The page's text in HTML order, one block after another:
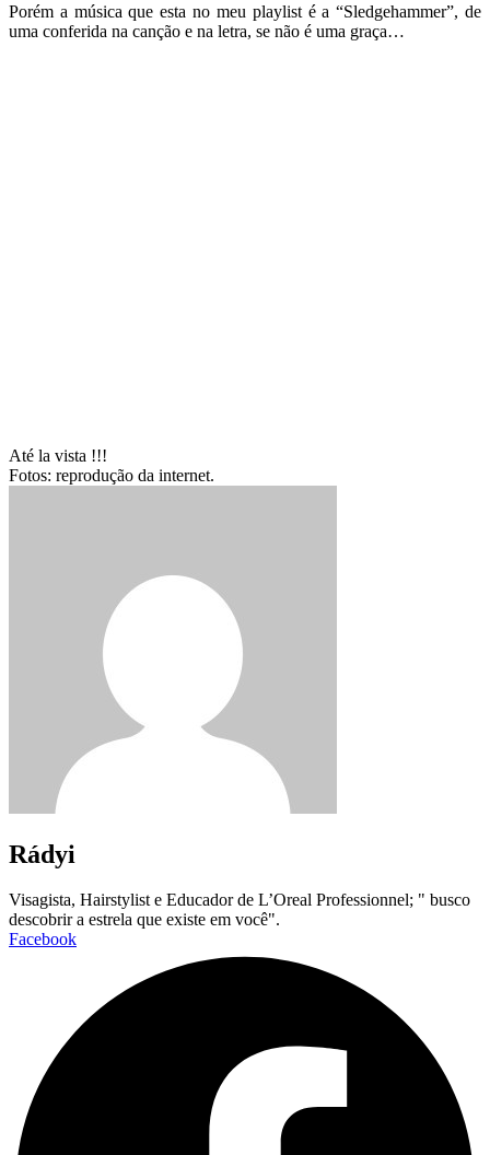
Porém a música que esta no meu playlist é a “Sledgehammer”, de
uma conferida na canção e na letra, se não é uma graça…
Até la vista !!!
Fotos: reprodução da internet.
Rádyi
Visagista, Hairstylist e Educador de L’Oreal Professionnel; " busco
descobrir a estrela que existe em você".
Facebook